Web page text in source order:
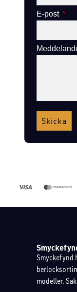
E-post
Skicka
Smyckefynd
modeller.